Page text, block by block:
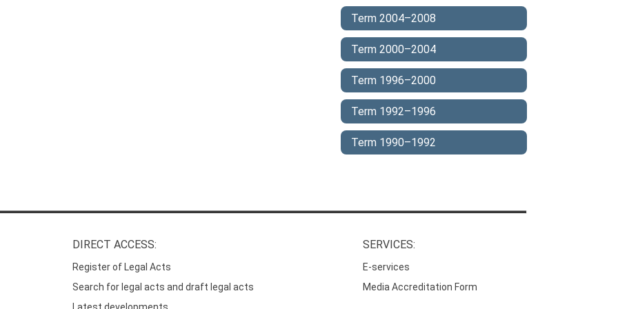
Term 2004–2008
Term 2000–2004
Term 1996–2000
Term 1992–1996
Term 1990–1992
DIRECT ACCESS:
Register of Legal Acts
Search for legal acts and draft legal acts
SERVICES:
E-services
Media Accreditation Form